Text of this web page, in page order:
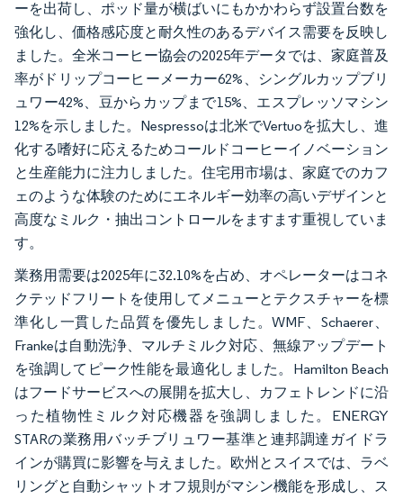
ーを出荷し、ポッド量が横ばいにもかかわらず設置台数を
強化し、価格感応度と耐久性のあるデバイス需要を反映し
ました。全米コーヒー協会の2025年データでは、家庭普及
率がドリップコーヒーメーカー62%、シングルカップブリ
ュワー42%、豆からカップまで15%、エスプレッソマシン
12%を示しました。Nespressoは北米でVertuoを拡大し、進
化する嗜好に応えるためコールドコーヒーイノベーション
と生産能力に注力しました。住宅用市場は、家庭でのカフ
ェのような体験のためにエネルギー効率の高いデザインと
高度なミルク・抽出コントロールをますます重視していま
す。
業務用需要は2025年に32.10%を占め、オペレーターはコネ
クテッドフリートを使用してメニューとテクスチャーを標
準化し一貫した品質を優先しました。WMF、Schaerer、
Frankeは自動洗浄、マルチミルク対応、無線アップデート
を強調してピーク性能を最適化しました。Hamilton Beach
はフードサービスへの展開を拡大し、カフェトレンドに沿
った植物性ミルク対応機器を強調しました。ENERGY
STARの業務用バッチブリュワー基準と連邦調達ガイドラ
インが購買に影響を与えました。欧州とスイスでは、ラベ
リングと自動シャットオフ規則がマシン機能を形成し、ス